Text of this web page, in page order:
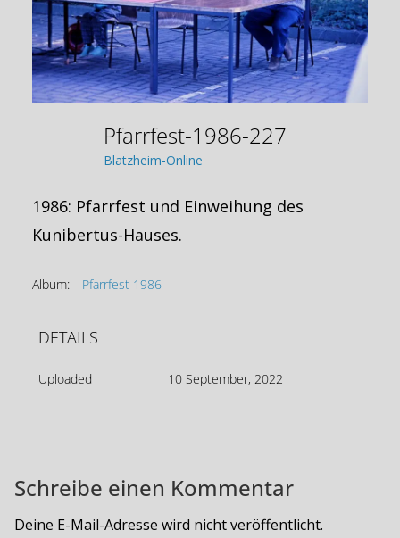
Pfarrfest-1986-227
Blatzheim-Online
1986: Pfarrfest und Einweihung des
Kunibertus-Hauses.
Album: Pfarrfest 1986
DETAILS
Uploaded 10 September, 2022
Schreibe einen Kommentar
Deine E-Mail-Adresse wird nicht veröffentlicht.